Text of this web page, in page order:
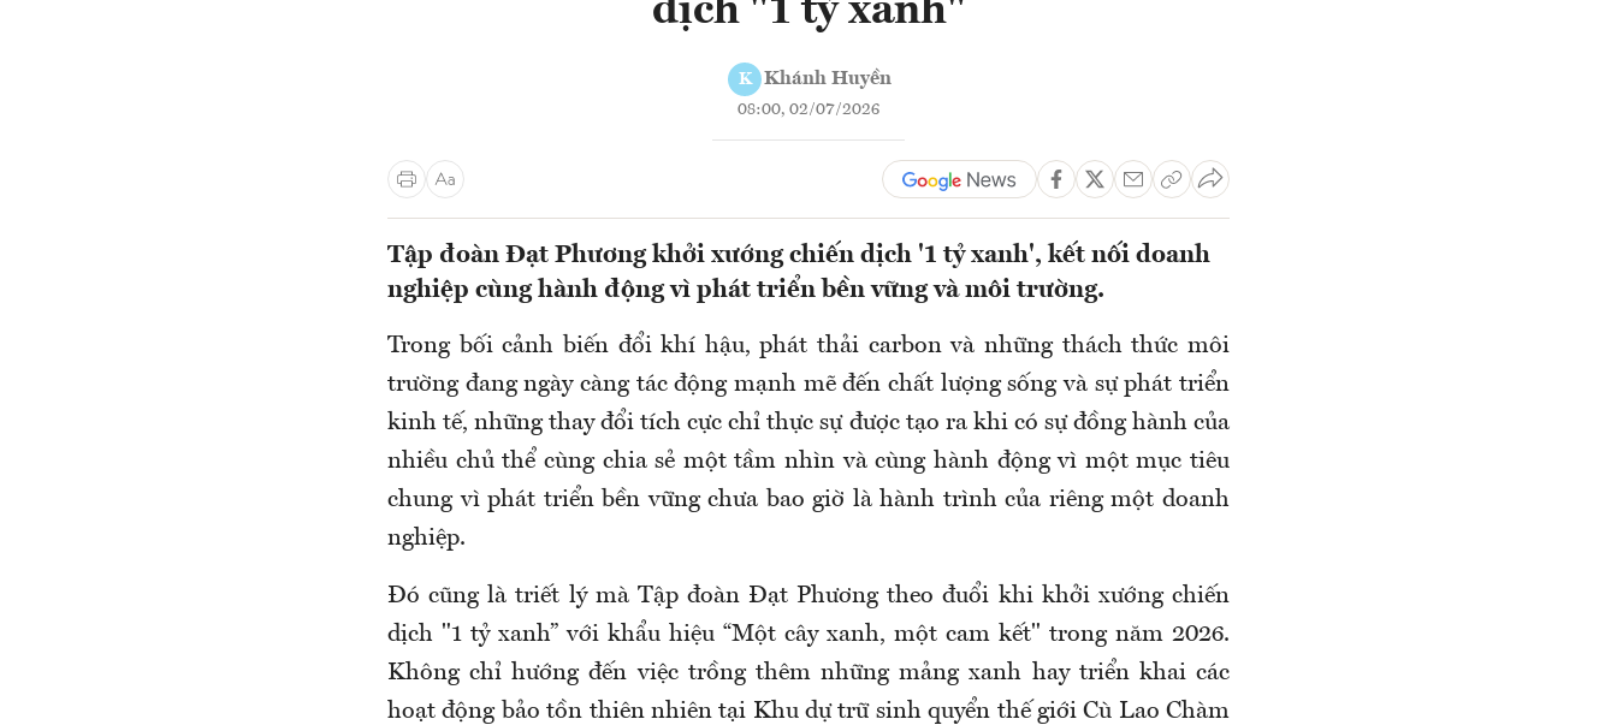
dịch "1 tỷ xanh"
K Khánh Huyền
08:00, 02/07/2026
Tập đoàn Đạt Phương khởi xướng chiến dịch '1 tỷ xanh', kết nối doanh
nghiệp cùng hành động vì phát triển bền vững và môi trường.
Trong bối cảnh biến đổi khí hậu, phát thải carbon và những thách thức môi
trường đang ngày càng tác động mạnh mẽ đến chất lượng sống và sự phát triển
kinh tế, những thay đổi tích cực chỉ thực sự được tạo ra khi có sự đồng hành của
nhiều chủ thể cùng chia sẻ một tầm nhìn và cùng hành động vì một mục tiêu
chung vì phát triển bền vững chưa bao giờ là hành trình của riêng một doanh
nghiệp.
Đó cũng là triết lý mà Tập đoàn Đạt Phương theo đuổi khi khởi xướng chiến
dịch "1 tỷ xanh” với khẩu hiệu “Một cây xanh, một cam kết" trong năm 2026.
Không chỉ hướng đến việc trồng thêm những mảng xanh hay triển khai các
hoạt động bảo tồn thiên nhiên tại Khu dự trữ sinh quyển thế giới Cù Lao Chàm